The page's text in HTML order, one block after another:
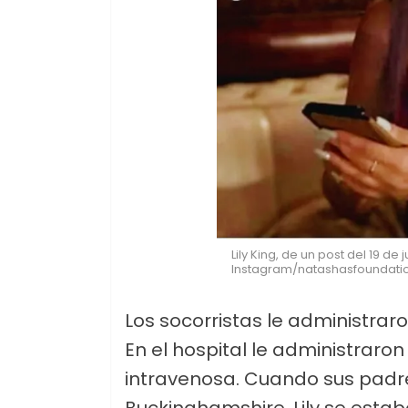
Lily King, de un post del 19 de
Instagram/
Los socorristas le
En el hospital le
intravenosa. Cuando sus